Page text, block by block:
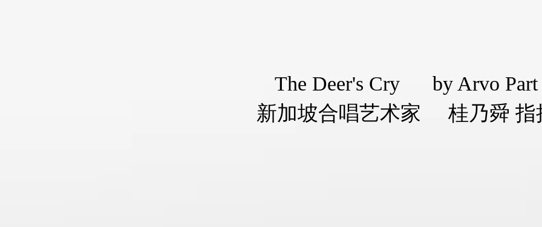
The Deer's Cry by Arvo Part
新加坡合唱艺术家 桂乃舜 指